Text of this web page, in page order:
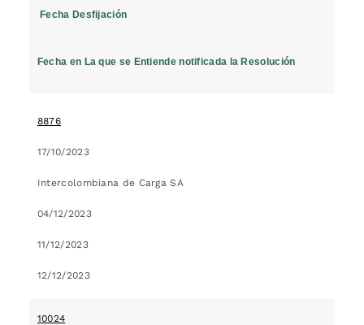
Fecha Desfijación
Fecha en La que se Entiende notificada la Resolución
8876
17/10/2023
Intercolombiana de Carga SA
04/12/2023
11/12/2023
12/12/2023
10024